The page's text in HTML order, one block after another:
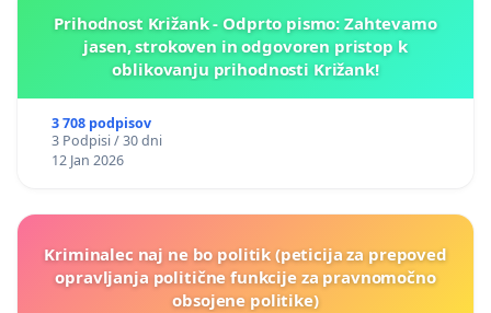
Prihodnost Križank - Odprto pismo: Zahtevamo
jasen, strokoven in odgovoren pristop k
oblikovanju prihodnosti Križank!
3 708 podpisov
3 Podpisi / 30 dni
12 Jan 2026
Kriminalec naj ne bo politik (peticija za prepoved
opravljanja politične funkcije za pravnomočno
obsojene politike)